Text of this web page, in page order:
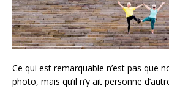
Ce qui est remarquable n’est pas que
photo, mais qu’il n’y ait personne